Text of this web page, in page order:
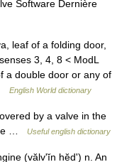
Software Dernière
leaf of a folding door,
3, 4, 8 < ModL
a double door or any of
English World dictionary
by a valve in the
…
Useful english dictionary
(vălvʹĭn hĕdʹ) n. An